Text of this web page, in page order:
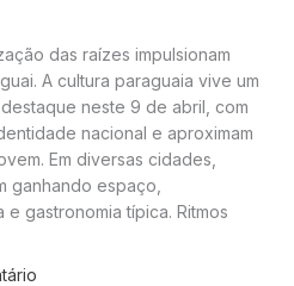
das raízes impulsionam
A cultura paraguaia vive um
neste 9 de abril, com
nacional e aproximam
Em diversas cidades,
ganhando espaço,
gastronomia típica. Ritmos